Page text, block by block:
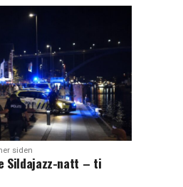
siden
Sildajazz-natt – ti